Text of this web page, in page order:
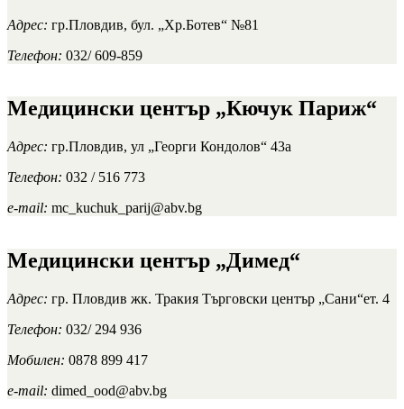
Адрес: гр.Пловдив, бул. „Хр.Ботев“ №81
Телефон: 032/ 609-859
Медицински център „Кючук Париж“
Адрес: гр.Пловдив, ул „Георги Кондолов“ 43а
Телефон: 032 / 516 773
e-mail: mc_kuchuk_parij@abv.bg
Медицински център „Димед“
Адрес: гр. Пловдив жк. Тракия Търговски център „Сани“ет. 4
Телефон: 032/ 294 936
Мобилен: 0878 899 417
e-mail: dimed_ood@abv.bg